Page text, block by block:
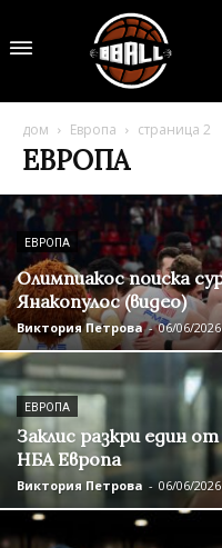
дом Европа страница 2
ЕВРОПА
ЕВРОПА
Олимпиакос поиска
Янакопулос (видео)
Виктория Петрова - 06/06/2026
ЕВРОПА
Заклис разкри един
НБА Европа
Виктория Петрова - 06/06/2026